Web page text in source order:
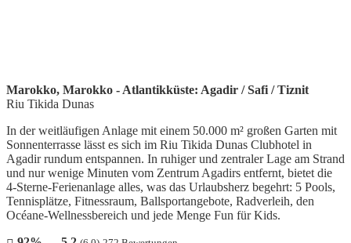
Marokko, Marokko - Atlantikküste: Agadir / Safi / Tiznit
Riu Tikida Dunas
In der weitläufigen Anlage mit einem 50.000 m² großen Garten mit
Sonnenterrasse lässt es sich im Riu Tikida Dunas Clubhotel in
Agadir rundum entspannen. In ruhiger und zentraler Lage am Strand
und nur wenige Minuten vom Zentrum Agadirs entfernt, bietet die
4-Sterne-Ferienanlage alles, was das Urlaubsherz begehrt: 5 Pools,
Tennisplätze, Fitnessraum, Ballsportangebote, Radverleih, den
Océane-Wellnessbereich und jede Menge Fun für Kids.